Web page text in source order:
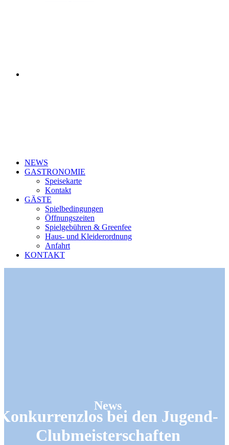
NEWS
GASTRONOMIE
Speisekarte
Kontakt
GÄSTE
Spielbedingungen
Öffnungszeiten
Spielgebühren & Greenfee
Haus- und Kleiderordnung
Anfahrt
KONTAKT
News
bei den Jugend-
Clubmeisterschaften